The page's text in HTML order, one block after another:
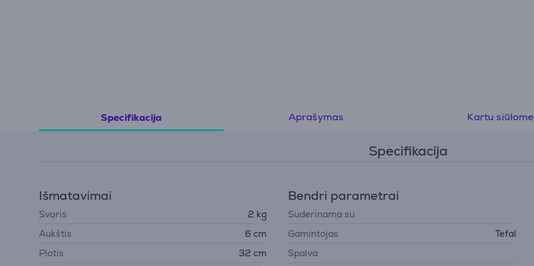
Specifikacija Aprašymas Kartu siūlome
Specifikacija
Išmatavimai
Svoris
2 kg
Aukštis
6 cm
Plotis
32 cm
Bendri parametrai
Suderinama su
Gamintojas
Tefal
Spalva